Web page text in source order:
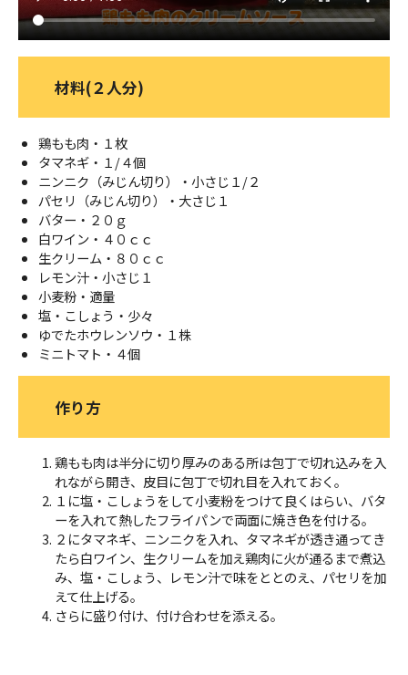
材料(２人分)
鶏もも肉・１枚
タマネギ・１/４個
ニンニク（みじん切り）・小さじ１/２
パセリ（みじん切り）・大さじ１
バター・２０ｇ
白ワイン・４０ｃｃ
生クリーム・８０ｃｃ
レモン汁・小さじ１
小麦粉・適量
塩・こしょう・少々
ゆでたホウレンソウ・１株
ミニトマト・４個
作り方
鶏もも肉は半分に切り厚みのある所は包丁で切れ込みを入
れながら開き、皮目に包丁で切れ目を入れておく。
１に塩・こしょうをして小麦粉をつけて良くはらい、バタ
ーを入れて熱したフライパンで両面に焼き色を付ける。
２にタマネギ、ニンニクを入れ、タマネギが透き通ってき
たら白ワイン、生クリームを加え鶏肉に火が通るまで煮込
み、塩・こしょう、レモン汁で味をととのえ、パセリを加
えて仕上げる。
さらに盛り付け、付け合わせを添える。